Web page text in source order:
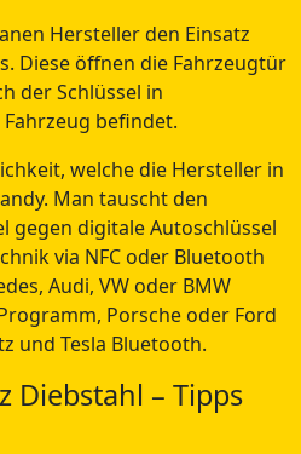
Hersteller den Einsatz
Diese öffnen die Fahrzeugtür
der Schlüssel in
befindet.
welche die Hersteller in
Man tauscht den
gegen digitale Autoschlüssel
via NFC oder Bluetooth
Audi, VW oder BMW
Porsche oder Ford
und Tesla Bluetooth.
Diebstahl – Tipps